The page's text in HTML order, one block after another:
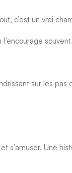
c’est un vrai
souvent.
sur les pas
s’amuser. Une